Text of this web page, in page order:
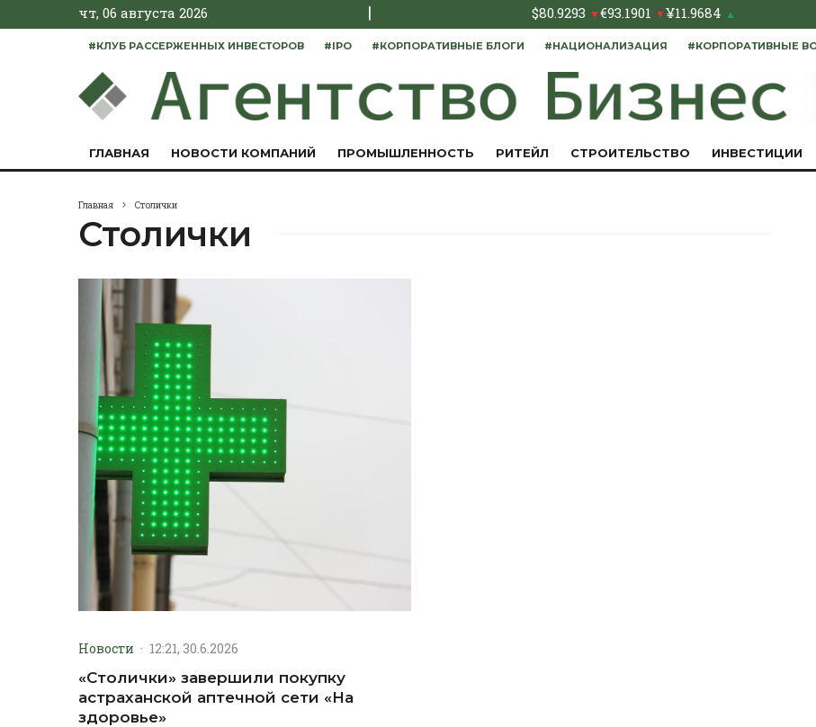
чт, 06 августа 2026 | $80.9293 ▼€93.1901 ▼¥11.9684 ▲
#КЛУБ РАССЕРЖЕННЫХ ИНВЕСТОРОВ #IPO #КОРПОРАТИВНЫЕ БЛОГИ #НАЦИОНАЛИЗАЦИЯ #КОРПОРАТИВНЫЕ
ГЛАВНАЯ НОВОСТИ КОМПАНИЙ ПРОМЫШЛЕННОСТЬ РИТЕЙЛ СТРОИТЕЛЬСТВО ИНВЕСТИЦИИ
Главная Столички
Столички
Новости · 12:21, 30.6.2026
«Столички» завершили покупку
астраханской аптечной сети «На
здоровье»